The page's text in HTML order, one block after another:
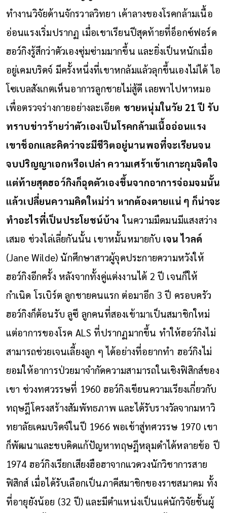
ทำงานวิจัยด้านจักรวาลวิทยา เค้าลางของโรคกล้ามเนื้อ
อ่อนแรงเริ่มปรากฏ เมื่อเขาเรียนปีสุดท้ายที่อ็อกซ์ฟอร์ด
ฮอว์กิงรู้สึกว่าตัวเองซุ่มซ่ามมากขึ้น และยิ่งเป็นหนักเมื่อ
อยู่เคมบริดจ์ มีครั้งหนึ่งที่เขาหกล้มแล้วลุกขึ้นเองไม่ได้ ไอ
โซเบลสังเกตเห็นอาการลูกชายไม่สู้ดี เลยพาไปหาหมอ
เพื่อตรวจร่างกายอย่างละเอียด ชายหนุ่มในวัย 21 ปี รับ
ทราบข่าวร้ายว่าตัวเองเป็นโรคกล้ามเนื้ออ่อนแรง
เขาช็อกและคิดว่าจะมีชีวิตอยู่นานพอที่จะเรียนจน
จบปริญญาเอกหรือเปล่า ความเศร้าเข้าเกาะกุมจิตใจ
แต่ท้ายสุดฮอว์กิงก็ฉุดตัวเองขึ้นจากอาการจ่อมจมนั้น
แล้วเปลี่ยนความคิดใหม่ว่า หากต้องตายแน่ ๆ ก็น่าจะ
ทำอะไรที่เป็นประโยชน์บ้าง ในความมืดมนมีแสงสว่าง
เสมอ ช่วงไล่เลี่ยกันนั้น เขาหมั้นหมายกับ เจน ไวลด์
(Jane Wilde) นักศึกษาสาวผู้จุดประกายความหวังให้
ฮอว์กิงอีกครั้ง หลังจากทั้งคู่แต่งงานได้ 2 ปี เจนก็ให้
กำเนิด โรเบิร์ต ลูกชายคนแรก ต่อมาอีก 3 ปี ครอบครัว
ฮอว์กิงก็ต้อนรับ ลูซี ลูกคนที่สองเข้ามาเป็นสมาชิกใหม่
แต่อาการของโรค ALS ที่ปรากฏมากขึ้น ทำให้ฮอว์กิงไม่
สามารถช่วยเจนเลี้ยงลูก ๆ ได้อย่างที่อยากทำ ฮอว์กิงไม่
ยอมให้อาการป่วยมาจำกัดความสามารถในเชิงฟิสิกส์ของ
เขา ช่วงทศวรรษที่ 1960 ฮอว์กิงเขียนความเรียงเกี่ยวกับ
ทฤษฎีโครงสร้างสัมพัทธภาพ และได้รับรางวัลจากมหาวิ
ทยาลัยเคมบริดจ์ในปี 1966 พอเข้าสู่ทศวรรษ 1970 เขา
ก็พัฒนาและขบคิดแก้ปัญหาทฤษฎีหลุมดำได้หลายข้อ ปี
1974 ฮอว์กิงเรียกเสียงฮือฮาจากแวดวงนักวิชาการสาย
ฟิสิกส์ เมื่อได้รับเลือกเป็นภาคีสมาชิกของราชสมาคม ทั้ง
ที่อายุยังน้อย (32 ปี) และมีตำแหน่งเป็นแค่นักวิจัยชั้นผู้